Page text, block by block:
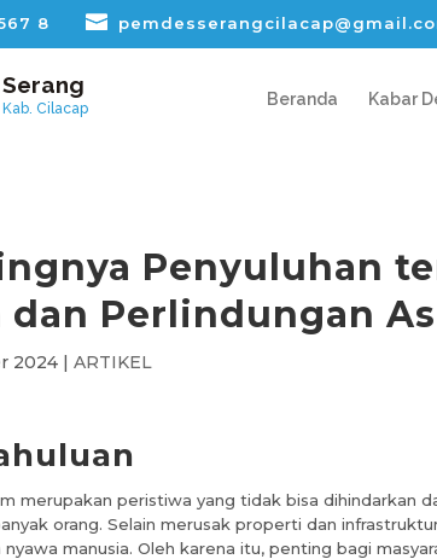
8
Serang
Kab. Cilacap Beranda Kabar
Penyuluhan
dan Perlindungan
2024 | ARTIKEL
merupakan peristiwa yang tidak bisa dihindarkan
orang. Selain merusak properti dan
manusia. Oleh karena itu, penting bagi